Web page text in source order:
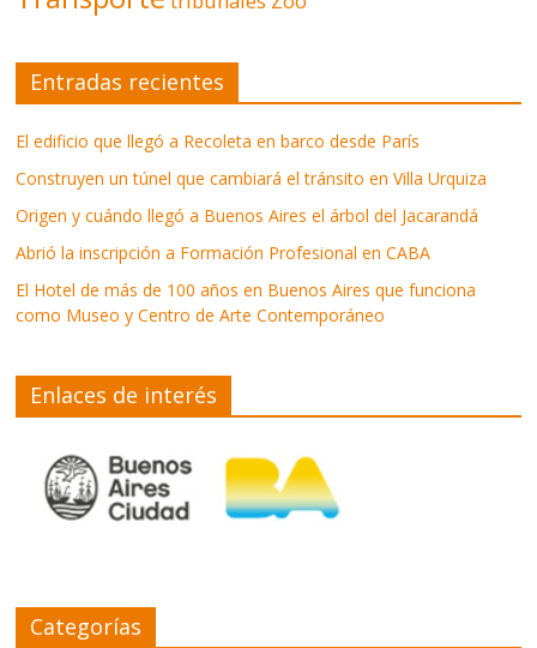
Entradas recientes
El edificio que llegó a Recoleta en barco desde París
Construyen un túnel que cambiará el tránsito en Villa Urquiza
Origen y cuándo llegó a Buenos Aires el árbol del Jacarandá
Abrió la inscripción a Formación Profesional en CABA
El Hotel de más de 100 años en Buenos Aires que funciona
como Museo y Centro de Arte Contemporáneo
Enlaces de interés
Categorías